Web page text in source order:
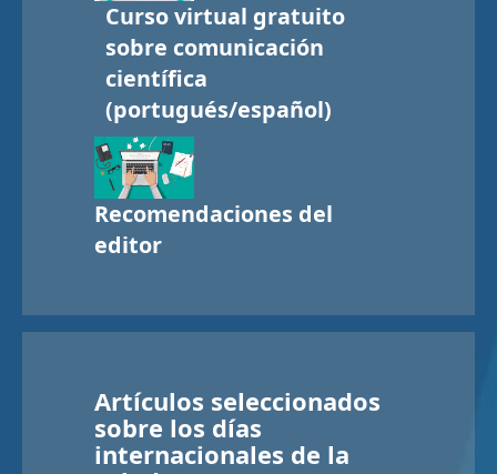
Curso virtual gratuito
sobre comunicación
científica
(portugués/español)
Recomendaciones del
editor
Artículos seleccionados
sobre los días
internacionales de la